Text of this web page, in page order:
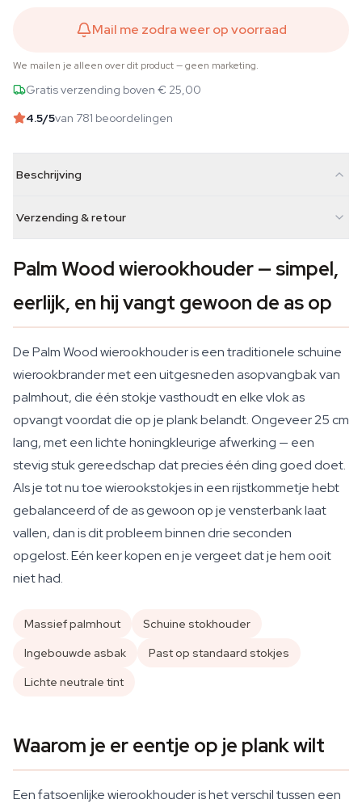
Mail me zodra weer op voorraad
We mailen je alleen over dit product — geen marketing.
Gratis verzending boven € 25,00
4.5/5van 781 beoordelingen
Beschrijving
Verzending & retour
Palm Wood wierookhouder — simpel,
eerlijk, en hij vangt gewoon de as op
De Palm Wood wierookhouder is een traditionele schuine
wierookbrander met een uitgesneden asopvangbak van
palmhout, die één stokje vasthoudt en elke vlok as
opvangt voordat die op je plank belandt. Ongeveer 25 cm
lang, met een lichte honingkleurige afwerking — een
stevig stuk gereedschap dat precies één ding goed doet.
Als je tot nu toe wierookstokjes in een rijstkommetje hebt
gebalanceerd of de as gewoon op je vensterbank laat
vallen, dan is dit probleem binnen drie seconden
opgelost. Eén keer kopen en je vergeet dat je hem ooit
niet had.
Massief palmhout
Schuine stokhouder
Ingebouwde asbak
Past op standaard stokjes
Lichte neutrale tint
Waarom je er eentje op je plank wilt
Een fatsoenlijke wierookhouder is het verschil tussen een